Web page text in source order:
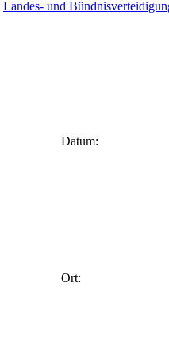
Landes- und
Datum:
Ort: